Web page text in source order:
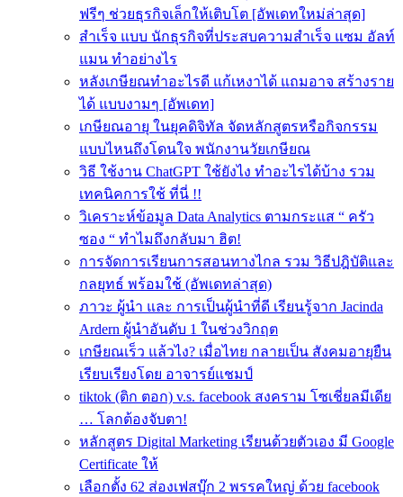
ฟรีๆ ช่วยธุรกิจเล็กให้เติบโต [อัพเดทใหม่ล่าสุด]
สำเร็จ แบบ นักธุรกิจที่ประสบความสําเร็จ แซม อัลท์
แมน ทำอย่างไร
หลังเกษียณทําอะไรดี แก้เหงาได้ แถมอาจ สร้างราย
ได้ แบบงามๆ [อัพเดท]
เกษียณอายุ ในยุคดิจิทัล จัดหลักสูตรหรือกิจกรรม
แบบไหนถึงโดนใจ พนักงานวัยเกษียณ
วิธี ใช้งาน ChatGPT ใช้ยังไง ทำอะไรได้บ้าง รวม
เทคนิคการใช้ ที่นี่ !!
วิเคราะห์ข้อมูล Data Analytics ตามกระแส “ ครัว
ซอง “ ทำไมถึงกลับมา ฮิต!
การจัดการเรียนการสอนทางไกล รวม วิธีปฎิบัติและ
กลยุทธ์ พร้อมใช้ (อัพเดทล่าสุด)
ภาวะ ผู้นำ และ การเป็นผู้นำที่ดี เรียนรู้จาก Jacinda
Ardern ผู้นำอันดับ 1 ในช่วงวิกฤต
เกษียณเร็ว แล้วไง? เมื่อไทย กลายเป็น สังคมอายุยืน
เรียบเรียงโดย อาจารย์แชมป์
tiktok (ติก ตอก) v.s. facebook สงคราม โซเชี่ยลมีเดีย
… โลกต้องจับตา!
หลักสูตร Digital Marketing เรียนด้วยตัวเอง มี Google
Certificate ให้
เลือกตั้ง 62 ส่องเฟสบุ๊ก 2 พรรคใหญ่ ด้วย facebook